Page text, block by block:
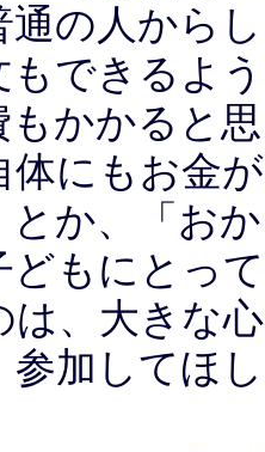
通の人から
もできるよ
もかかると
体にもお金
とか、「お
どもにとっ
は、大きな
参加してほ